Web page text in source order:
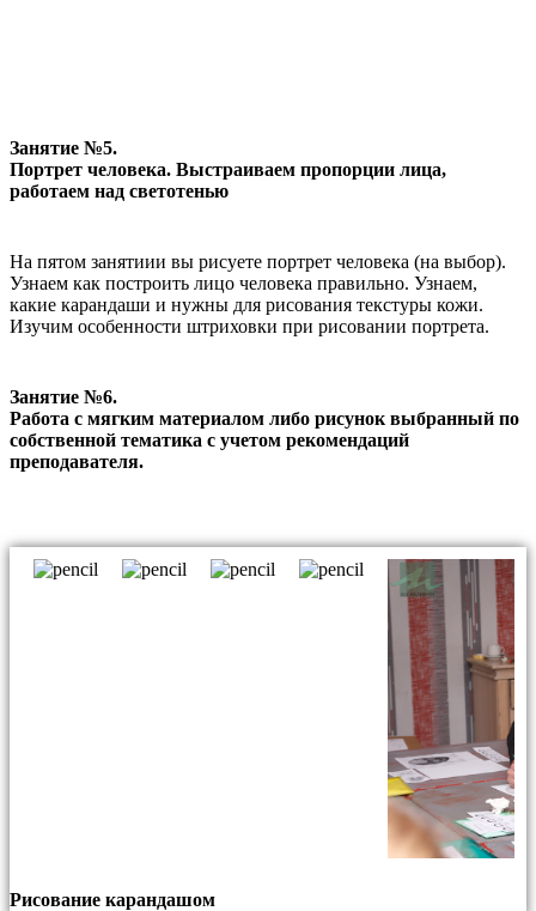
Занятие №5.
Портрет человека. Выстраиваем пропорции лица,
работаем над светотенью
На пятом занятиии вы рисуете портрет человека (на выбор).
Узнаем как построить лицо человека правильно. Узнаем,
какие карандаши и нужны для рисования текстуры кожи.
Изучим особенности штриховки при рисовании портрета.
Занятие №6.
Работа с мягким материалом либо рисунок выбранный по
собственной тематика с учетом рекомендаций
преподавателя.
Рисование карандашом